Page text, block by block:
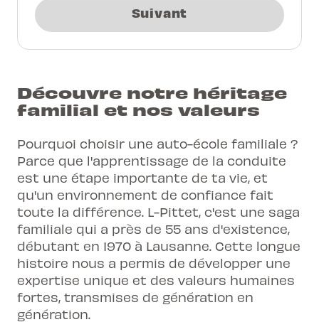
Suivant
Découvre notre héritage
familial et nos valeurs
Pourquoi choisir une auto-école familiale ?
Parce que l'apprentissage de la conduite
est une étape importante de ta vie, et
qu'un environnement de confiance fait
toute la différence. L-Pittet, c'est une saga
familiale qui a près de 55 ans d'existence,
débutant en 1970 à Lausanne. Cette longue
histoire nous a permis de développer une
expertise unique et des valeurs humaines
fortes, transmises de génération en
génération.